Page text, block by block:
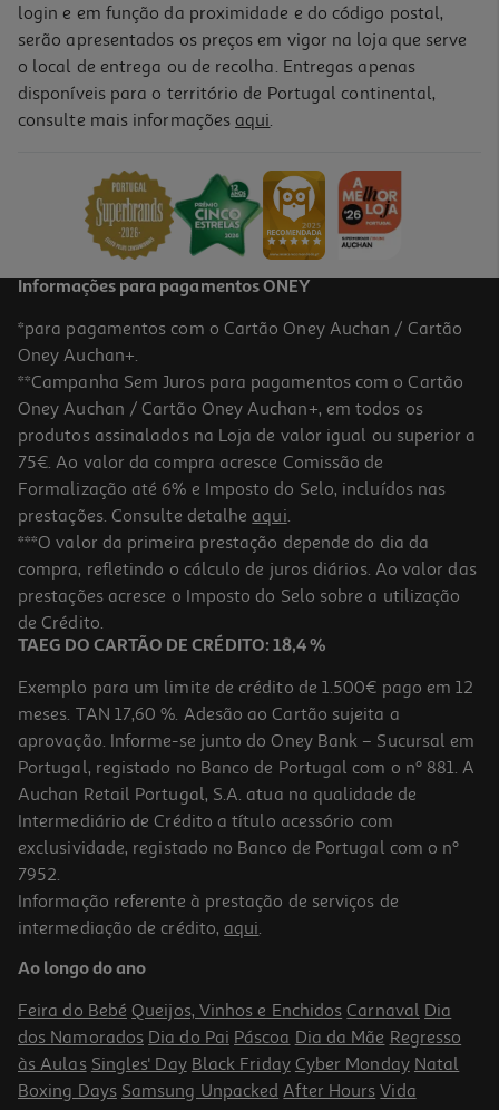
Coleira + Chapinha Id Toh Alpaca S
12,49 €
Peitoral Mesh Com Trela Toh Preto L
42.99 €/un
42,99 €
Trela Sport Ferplast Preta 8/160
13.38 €/un
13,38 €
login e em função da proximidade e do código postal,
serão apresentados os preços em vigor na loja que serve
o local de entrega ou de recolha. Entregas apenas
disponíveis para o território de Portugal continental,
consulte mais informações aqui.
Informações para pagamentos ONEY
*para pagamentos com o Cartão Oney Auchan / Cartão
Oney Auchan+.
**Campanha Sem Juros para pagamentos com o Cartão
Oney Auchan / Cartão Oney Auchan+, em todos os
produtos assinalados na Loja de valor igual ou superior a
75€. Ao valor da compra acresce Comissão de
Formalização até 6% e Imposto do Selo, incluídos nas
prestações. Consulte detalhe aqui.
***O valor da primeira prestação depende do dia da
compra, refletindo o cálculo de juros diários. Ao valor das
prestações acresce o Imposto do Selo sobre a utilização
de Crédito.
TAEG DO CARTÃO DE CRÉDITO: 18,4 %
Exemplo para um limite de crédito de 1.500€ pago em 12
meses. TAN 17,60 %. Adesão ao Cartão sujeita a
aprovação. Informe-se junto do Oney Bank – Sucursal em
Portugal, registado no Banco de Portugal com o nº 881. A
Auchan Retail Portugal, S.A. atua na qualidade de
Intermediário de Crédito a título acessório com
exclusividade, registado no Banco de Portugal com o nº
7952.
Informação referente à prestação de serviços de
intermediação de crédito, aqui.
Ao longo do ano
Feira do Bebé Queijos, Vinhos e Enchidos Carnaval Dia
dos Namorados Dia do Pai Páscoa Dia da Mãe Regresso
às Aulas Singles' Day Black Friday Cyber Monday Natal
Boxing Days Samsung Unpacked After Hours Vida